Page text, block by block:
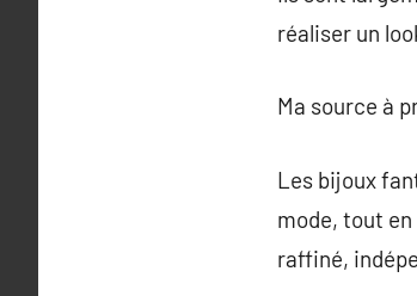
réaliser un
Ma source à
Les bijoux
mode, tout
raffiné,